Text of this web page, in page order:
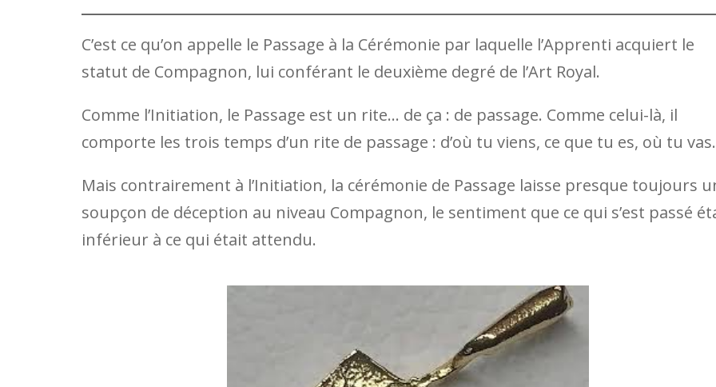
C’est ce qu’on appelle le Passage à la Cérémonie par laquelle l’Apprenti acquiert le
statut de Compagnon, lui conférant le deuxième degré de l’Art Royal.
Comme l’Initiation, le Passage est un rite… de ça : de passage. Comme celui-là, il
comporte les trois temps d’un rite de passage : d’où tu viens, ce que tu es, où tu vas.
Mais contrairement à l’Initiation, la cérémonie de Passage laisse presque toujours
soupçon de déception au niveau Compagnon, le sentiment que ce qui s’est passé
inférieur à ce qui était attendu.